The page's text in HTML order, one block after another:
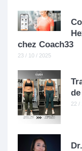
chez Coach33
23 / 10 / 2025
22 /